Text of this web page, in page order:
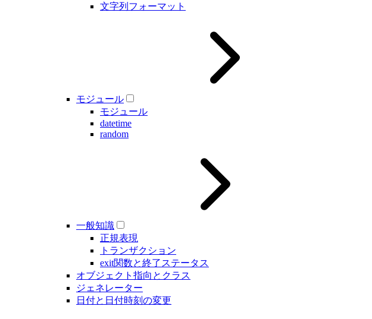
文字列フォーマット
モジュール
モジュール
datetime
random
一般知識
正規表現
トランザクション
exit関数と終了ステータス
オブジェクト指向とクラス
ジェネレーター
日付と日付時刻の変更